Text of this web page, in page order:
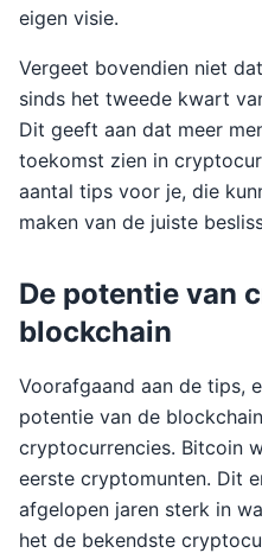
eigen visie.
Vergeet bovendien niet
sinds het tweede kwart
Dit geeft aan dat meer
toekomst zien in
aantal tips voor je, die
maken van de juiste
De potentie van
blockchain
Voorafgaand aan de tips,
potentie van de
cryptocurrencies. Bitcoin
eerste cryptomunten. Dit
afgelopen jaren sterk in
het de bekendste